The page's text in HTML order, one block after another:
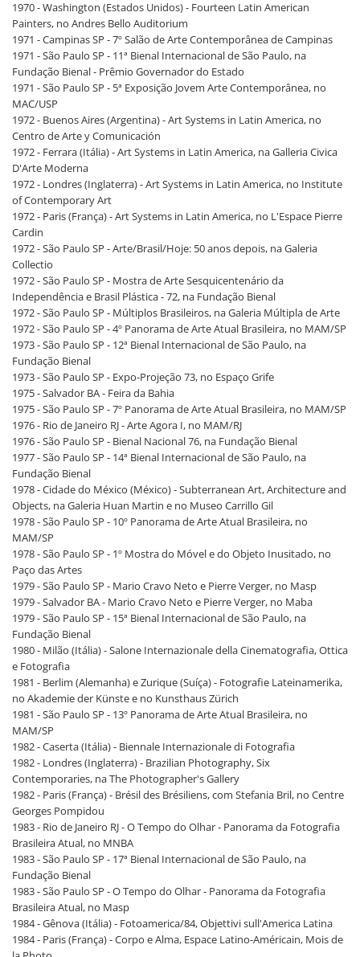
1970 - Washington (Estados Unidos) - Fourteen Latin American
Painters, no Andres Bello Auditorium
1971 - Campinas SP - 7º Salão de Arte Contemporânea de Campinas
1971 - São Paulo SP - 11ª Bienal Internacional de São Paulo, na
Fundação Bienal - Prêmio Governador do Estado
1971 - São Paulo SP - 5ª Exposição Jovem Arte Contemporânea, no
MAC/USP
1972 - Buenos Aires (Argentina) - Art Systems in Latin America, no
Centro de Arte y Comunicación
1972 - Ferrara (Itália) - Art Systems in Latin America, na Galleria Civica
D'Arte Moderna
1972 - Londres (Inglaterra) - Art Systems in Latin America, no Institute
of Contemporary Art
1972 - Paris (França) - Art Systems in Latin America, no L'Espace Pierre
Cardin
1972 - São Paulo SP - Arte/Brasil/Hoje: 50 anos depois, na Galeria
Collectio
1972 - São Paulo SP - Mostra de Arte Sesquicentenário da
Independência e Brasil Plástica - 72, na Fundação Bienal
1972 - São Paulo SP - Múltiplos Brasileiros, na Galeria Múltipla de Arte
1972 - São Paulo SP - 4º Panorama de Arte Atual Brasileira, no MAM/SP
1973 - São Paulo SP - 12ª Bienal Internacional de São Paulo, na
Fundação Bienal
1973 - São Paulo SP - Expo-Projeção 73, no Espaço Grife
1975 - Salvador BA - Feira da Bahia
1975 - São Paulo SP - 7º Panorama de Arte Atual Brasileira, no MAM/SP
1976 - Rio de Janeiro RJ - Arte Agora I, no MAM/RJ
1976 - São Paulo SP - Bienal Nacional 76, na Fundação Bienal
1977 - São Paulo SP - 14ª Bienal Internacional de São Paulo, na
Fundação Bienal
1978 - Cidade do México (México) - Subterranean Art, Architecture and
Objects, na Galeria Huan Martin e no Museo Carrillo Gil
1978 - São Paulo SP - 10º Panorama de Arte Atual Brasileira, no
MAM/SP
1978 - São Paulo SP - 1º Mostra do Móvel e do Objeto Inusitado, no
Paço das Artes
1979 - São Paulo SP - Mario Cravo Neto e Pierre Verger, no Masp
1979 - Salvador BA - Mario Cravo Neto e Pierre Verger, no Maba
1979 - São Paulo SP - 15ª Bienal Internacional de São Paulo, na
Fundação Bienal
1980 - Milão (Itália) - Salone Internazionale della Cinematografia, Ottica
e Fotografia
1981 - Berlim (Alemanha) e Zurique (Suíça) - Fotografie Lateinamerika,
no Akademie der Künste e no Kunsthaus Zürich
1981 - São Paulo SP - 13º Panorama de Arte Atual Brasileira, no
MAM/SP
1982 - Caserta (Itália) - Biennale Internazionale di Fotografia
1982 - Londres (Inglaterra) - Brazilian Photography, Six
Contemporaries, na The Photographer's Gallery
1982 - Paris (França) - Brésil des Brésiliens, com Stefania Bril, no Centre
Georges Pompidou
1983 - Rio de Janeiro RJ - O Tempo do Olhar - Panorama da Fotografia
Brasileira Atual, no MNBA
1983 - São Paulo SP - 17ª Bienal Internacional de São Paulo, na
Fundação Bienal
1983 - São Paulo SP - O Tempo do Olhar - Panorama da Fotografia
Brasileira Atual, no Masp
1984 - Gênova (Itália) - Fotoamerica/84, Objettivi sull'America Latina
1984 - Paris (França) - Corpo e Alma, Espace Latino-Américain, Mois de